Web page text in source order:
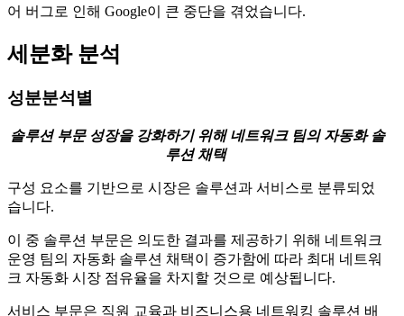
어 버그로 인해 Google이 큰 중단을 겪었습니다.
세분화 분석
성분분석별
솔루션 부문 성장을 강화하기 위해 네트워크 팀의 자동화 솔
루션 채택
구성 요소를 기반으로 시장은 솔루션과 서비스로 분류되었
습니다.
이 중 솔루션 부문은 의도한 결과를 제공하기 위해 네트워크
운영 팀의 자동화 솔루션 채택이 증가함에 따라 최대 네트워
크 자동화 시장 점유율을 차지할 것으로 예상됩니다.
서비스 부문은 직원 교육과 비즈니스용 네트워킹 솔루션 배